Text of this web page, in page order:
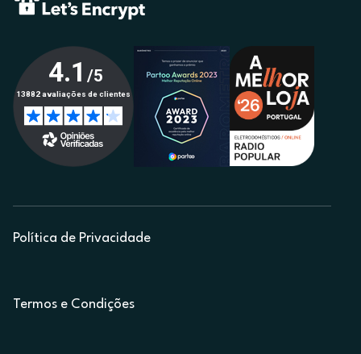
Política de Privacidade
Termos e Condições